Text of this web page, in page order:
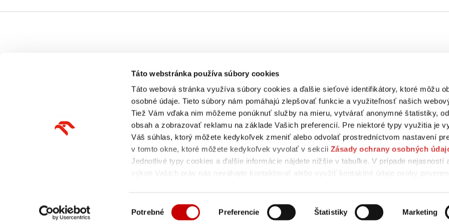
Táto webstránka používa súbory cookies
Táto webová stránka využíva súbory cookies a ďalšie sieťové identifikátory, ktoré môžu
osobné údaje. Tieto súbory nám pomáhajú zlepšovať funkcie a využiteľnosť našich
Tiež Vám vďaka nim môžeme ponúknuť služby na mieru, vytvárať anonymné štatistiky,
obsah a zobrazovať reklamu na základe Vašich preferencií. Pre niektoré typy využitia je
Váš súhlas, ktorý môžete kedykoľvek zmeniť alebo odvolať prostredníctvom nastavení
v tomto okne, ktoré môžete kedykoľvek vyvolať v sekcii Zásady ochrany osobných
Jednotlivé typy cookies a ďalšie informácie nájdete nižšie v tabuľke. V prípade nejasností
výkon Vašich práv nás neváhajte kontaktovať alebo využiť kontaktné údaje osoby
súhlasu
Potrebné Preferencie Štatistiky Marketing
Novinky
Reklamačný poriadok (PDF)
Kontakt
Kontakty
Ponuky franchisingu
Pre médiá